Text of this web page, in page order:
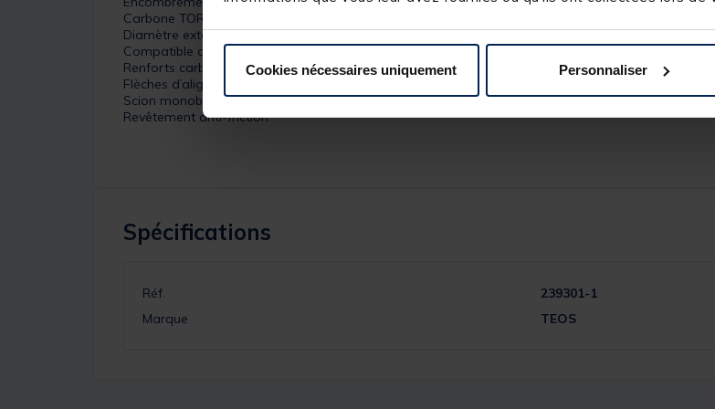
Cookies nécessaires uniquement Personnaliser
Carbone TORAY haut module
Diamètre extérieur de sortie du scion : 4.5 mm
Compatible avec toutes les cannes de la série MAJESTY.
Renforts carbone sur les emmanchements
Flèches d’alignement
Scion monobloc
Revêtement anti-friction
Spécifications
Réf.
239301-1
Marque
TEOS